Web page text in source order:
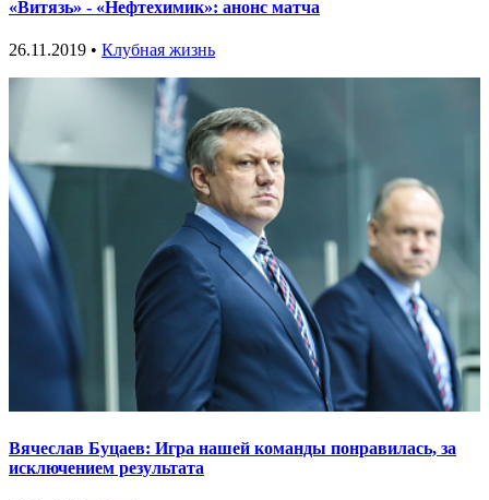
«Витязь» - «Нефтехимик»: анонс матча
26.11.2019 • Клубная жизнь
Вячеслав Буцаев: Игра нашей команды понравилась, за
исключением результата